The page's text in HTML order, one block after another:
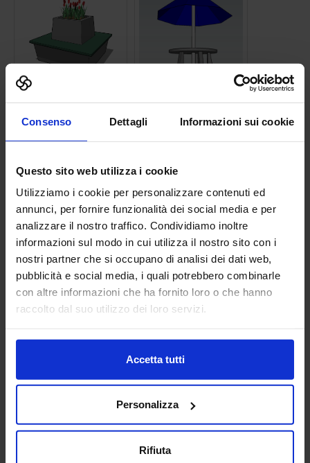
Consenso Dettagli Informazioni sui cookie
Questo sito web utilizza i cookie
Utilizziamo i cookie per personalizzare contenuti ed
annunci, per fornire funzionalità dei social media e per
analizzare il nostro traffico. Condividiamo inoltre
informazioni sul modo in cui utilizza il nostro sito con i
nostri partner che si occupano di analisi dei dati web,
pubblicità e social media, i quali potrebbero combinarle
con altre informazioni che ha fornito loro o che hanno
raccolto dal suo utilizzo dei loro servizi.
Accetta tutti
Personalizza
Rifiuta
Categorie Blocchi CAD
Alberature